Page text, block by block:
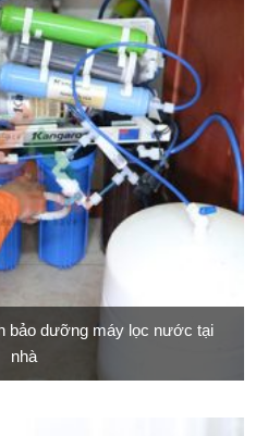
bảo dưỡng máy lọc nước tại
nhà